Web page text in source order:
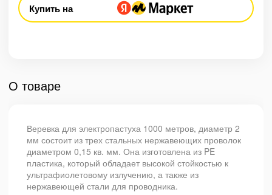
Купить на
О товаре
Веревка для электропастуха 1000 метров, диаметр 2
мм состоит из трех стальных нержавеющих проволок
диаметром 0,15 кв. мм. Она изготовлена из PE
пластика, который обладает высокой стойкостью к
ультрафиолетовому излучению, а также из
нержавеющей стали для проводника.